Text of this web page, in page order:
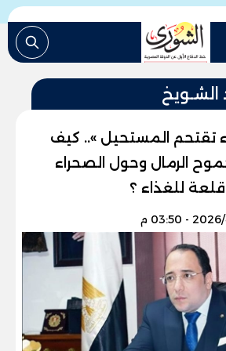
تقتحم المستحيل ».. كيف
الرمال وحول الصحراء
قلعة للغذاء ؟